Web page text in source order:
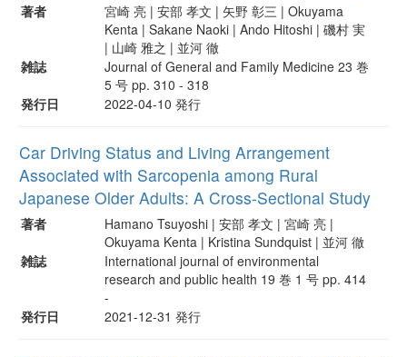
著者
宮崎 亮 | 安部 孝文 | 矢野 彰三 | Okuyama
Kenta | Sakane Naoki | Ando Hitoshi | 磯村 実
| 山崎 雅之 | 並河 徹
雑誌
Journal of General and Family Medicine 23 巻
5 号 pp. 310 - 318
発行日
2022-04-10 発行
Car Driving Status and Living Arrangement
Associated with Sarcopenia among Rural
Japanese Older Adults: A Cross-Sectional Study
著者
Hamano Tsuyoshi | 安部 孝文 | 宮崎 亮 |
Okuyama Kenta | Kristina Sundquist | 並河 徹
雑誌
International journal of environmental
research and public health 19 巻 1 号 pp. 414
-
発行日
2021-12-31 発行